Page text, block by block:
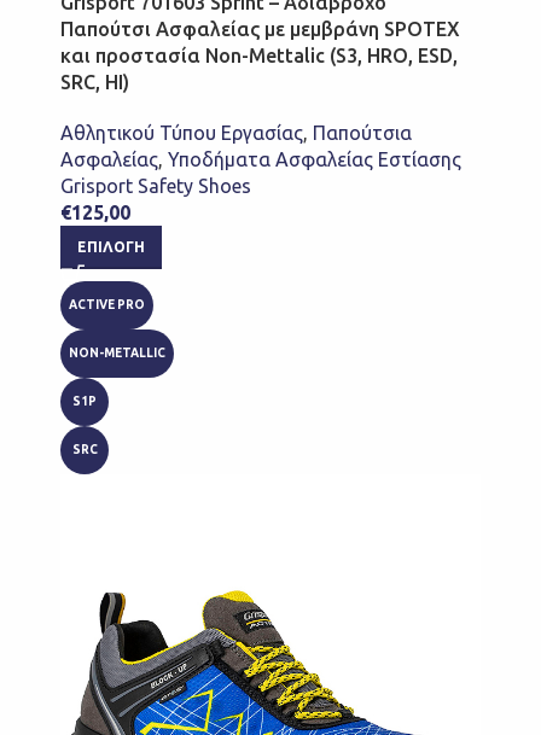
Παπούτσι Ασφαλείας με μεμβράνη SPOTEX
και προστασία Non-Mettalic (S3, HRO, ESD,
SRC, HI)
Αθλητικού Τύπου Εργασίας, Παπούτσια
Ασφαλείας, Υποδήματα Ασφαλείας Εστίασης
Grisport Safety Shoes
€125,00
ΕΠΙΛΟΓΉ
ACTIVE PRO
NON-METALLIC
S1P
SRC